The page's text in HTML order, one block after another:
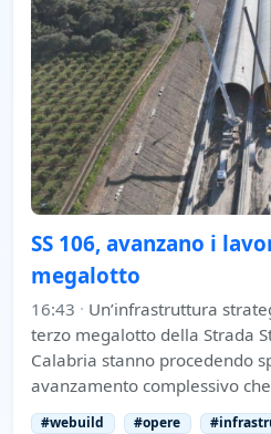
SS 106, avanzano i
megalotto
16:43 · Un’infrastruttura
terzo megalotto della Strada
Calabria stanno procedendo
avanzamento complessivo
#webuild #opere